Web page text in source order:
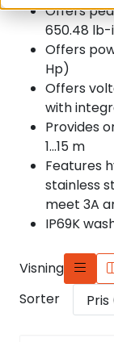
Offers
650.48 lb-
Offers
Hp)
Offers
with
Provides
1…15 m
Features
stainless
meet 3A
IP69K
Visning
Sorter